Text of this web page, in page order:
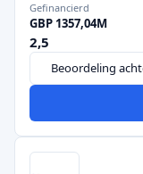
Gefinancierd
GBP 1357,04M
2,5
Beoordeling